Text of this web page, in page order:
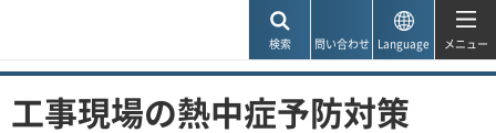
検索 問い合わせ Language メニュー
工事現場の熱中症予防対策